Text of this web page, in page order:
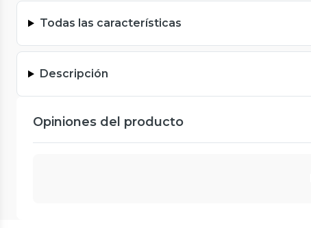
Todas las características
Descripción
Opiniones del producto